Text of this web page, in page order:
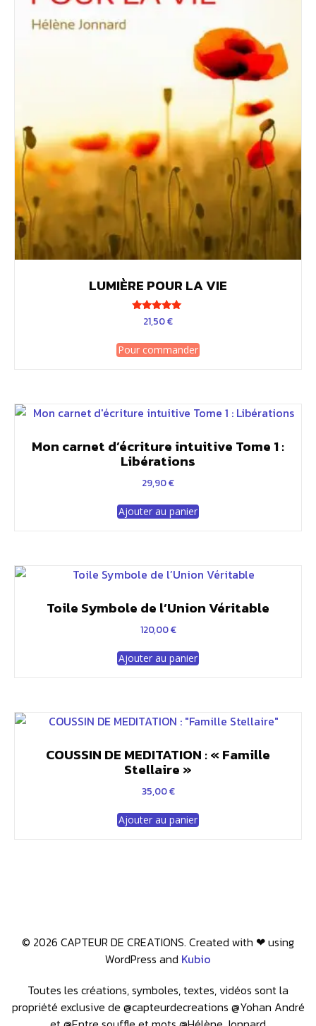
LUMIÈRE POUR LA VIE
Note
5.00
21,50€
Pour commander
Mon carnet d’écriture intuitive Tome 1 :
Libérations
29,90€
Ajouter au panier
Toile Symbole de l’Union Véritable
120,00€
Ajouter au panier
COUSSIN DE MEDITATION : « Famille
Stellaire »
35,00€
Ajouter au panier
© 2026 CAPTEUR DE CREATIONS. Created with ❤ using
WordPress and Kubio
Toutes les créations, symboles, textes, vidéos sont la
propriété exclusive de @capteurdecreations @Yohan André